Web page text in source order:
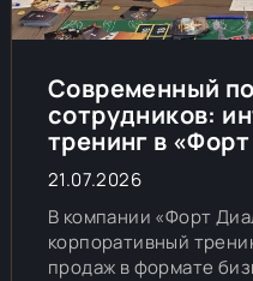
Современный
сотрудников:
тренинг в
21.07.2026
В компании «Форт
корпоративный
продаж в формате